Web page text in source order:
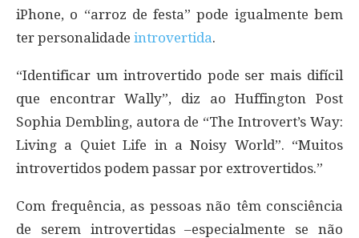
iPhone, o “arroz de festa” pode igualmente bem
ter personalidade introvertida.
“Identificar um introvertido pode ser mais difícil
que encontrar Wally”, diz ao Huffington Post
Sophia Dembling, autora de “The Introvert’s Way:
Living a Quiet Life in a Noisy World”. “Muitos
introvertidos podem passar por extrovertidos.”
Com frequência, as pessoas não têm consciência
de serem introvertidas –especialmente se não